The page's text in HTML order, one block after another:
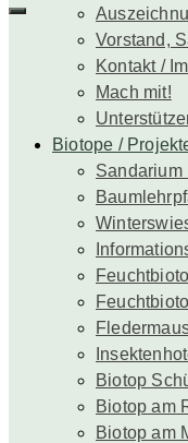
Vorstand,
Kontakt /
Mach mit!
Biotope /
Sandarium
Biotop
Biotop am
Biotop am